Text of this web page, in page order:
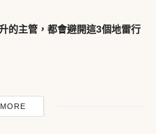
的主管，都會避開這3個地雷行